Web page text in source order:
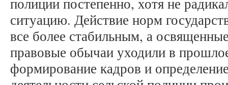
полиции постепенно, хотя не
ситуацию. Действие норм
все более стабильным, а
правовые обычаи уходили в
формирование кадров и